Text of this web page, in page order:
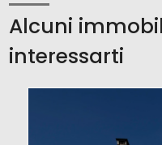
Alcuni
interessarti